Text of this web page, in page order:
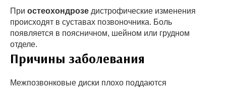
При остеохондрозе дистрофические изменения
происходят в суставах позвоночника. Боль
появляется в поясничном, шейном или грудном
отделе.
Причины заболевания
Межпозвонковые диски плохо поддаются